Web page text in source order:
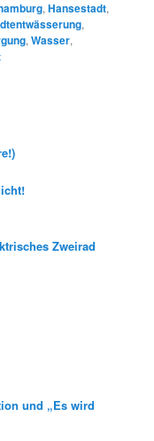
,Hansestadt,
,
,Wasser,
Zweirad
und „Es wird